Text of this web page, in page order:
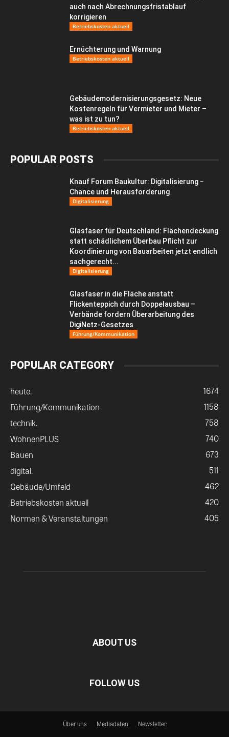
auch nach Abrechnungsfristablauf
korrigieren
Betriebskosten aktuell
Ernüchterung und Warnung
Betriebskosten aktuell
Gebäudemodernisierungsgesetz: Neue
Kostenregeln für Vermieter und Mieter –
was ist zu tun?
Betriebskosten aktuell
POPULAR POSTS
Knauf Forum Baukultur: Digitalisierung −
Chance und Herausforderung
Digitalisierung
Glasfaser für Deutschland: Flächendeckung
statt schädlichem Überbau Pflicht zur
Koordinierung von Bauarbeiten jetzt endlich
sachgerecht...
Digitalisierung
Glasfaser in die Fläche anstatt
Flickenteppich durch Doppelausbau –
Verbände fordern Überarbeitung des
DigiNetz-Gesetzes
Führung/Kommunikation
POPULAR CATEGORY
heute.
1674
Führung/Kommunikation
1158
technik.
758
WohnenPLUS
740
Bauen
673
digital.
511
Gebäude/Umfeld
462
Betriebskosten aktuell
420
Normen & Veranstaltungen
405
ABOUT US
FOLLOW US
Über uns Mediadaten Newsletter